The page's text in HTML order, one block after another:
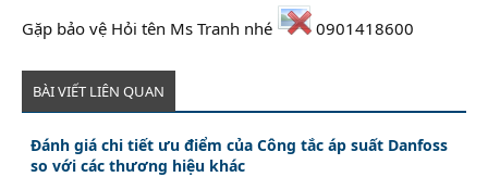
Gặp bảo vệ Hỏi tên Ms Tranh nhé
0901418600
BÀI VIẾT LIÊN QUAN
Đánh giá chi tiết ưu điểm của Công tắc áp suất Danfoss
so với các thương hiệu khác